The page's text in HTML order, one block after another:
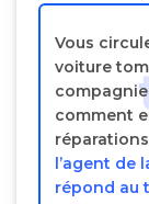
Vous
voiture
compagnie
comment
l’agent de
répond au